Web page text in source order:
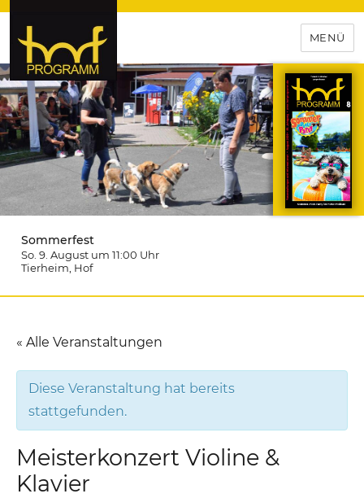
hof-programm – das
Veranstaltungsportal für
Hochfranken
MENÜ
Sommerfest
So. 9. August um 11:00 Uhr
Tierheim , Hof
« Alle Veranstaltungen
Diese Veranstaltung hat bereits
stattgefunden.
Meisterkonzert Violine &
Klavier